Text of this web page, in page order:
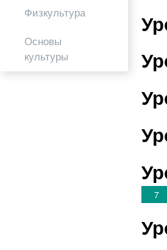
Физкультура
Основы
культуры
7